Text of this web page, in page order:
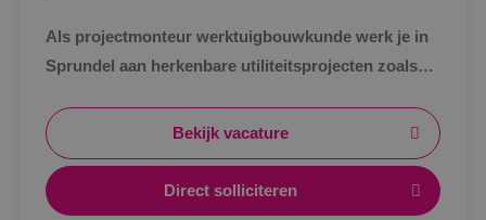
Als projectmonteur werktuigbouwkunde werk je in
Sprundel aan herkenbare utiliteitsprojecten zoals
zichtbaar resultaat en korte lijnen.
Bekijk vacature
Direct solliciteren